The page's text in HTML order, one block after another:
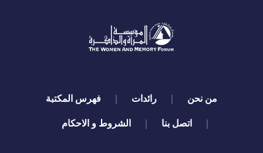
quick links
من نحن رائدات
فهرس المكتبة
اتصل بنا
الشروط و الاحكام